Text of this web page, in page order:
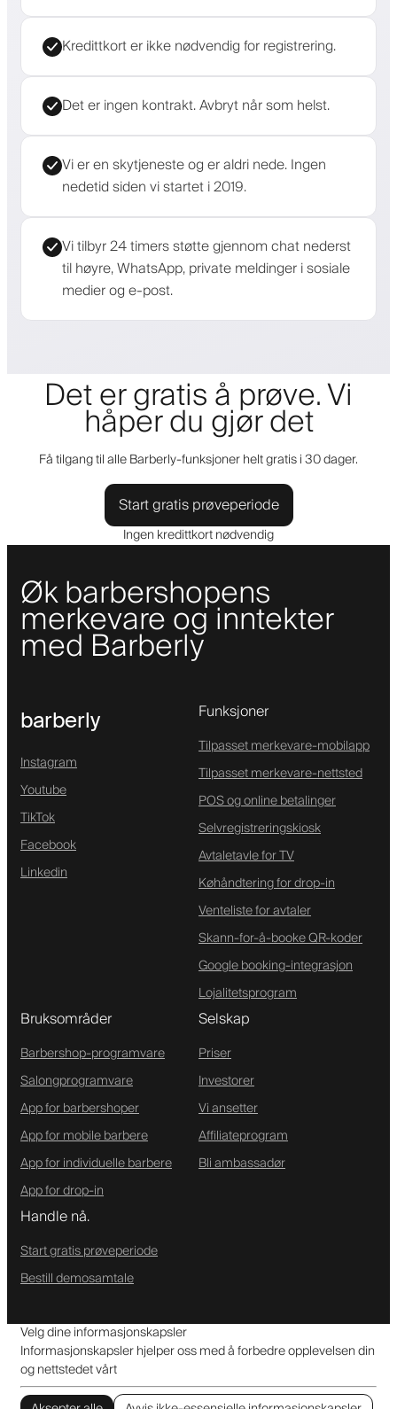
Kredittkort er ikke nødvendig for registrering.
Det er ingen kontrakt. Avbryt når som helst.
Vi er en skytjeneste og er aldri nede. Ingen
nedetid siden vi startet i 2019.
Vi tilbyr 24 timers støtte gjennom chat nederst
til høyre, WhatsApp, private meldinger i sosiale
medier og e-post.
Det er gratis å prøve. Vi
håper du gjør det
Få tilgang til alle Barberly-funksjoner helt gratis i 30 dager.
Start gratis prøveperiode
Ingen kredittkort nødvendig
Øk barbershopens
merkevare og inntekter
med Barberly
barberly
Instagram
Youtube
TikTok
Facebook
Linkedin
Funksjoner
Tilpasset merkevare-mobilapp
Tilpasset merkevare-nettsted
POS og online betalinger
Selvregistreringskiosk
Avtaletavle for TV
Køhåndtering for drop-in
Venteliste for avtaler
Skann-for-å-booke QR-koder
Google booking-integrasjon
Lojalitetsprogram
Bruksområder
Barbershop-programvare
Salongprogramvare
App for barbershoper
App for mobile barbere
App for individuelle barbere
App for drop-in
Selskap
Priser
Investorer
Vi ansetter
Affiliateprogram
Bli ambassadør
Handle nå.
Start gratis prøveperiode
Bestill demosamtale
Velg dine informasjonskapsler
Informasjonskapsler hjelper oss med å forbedre opplevelsen din
og nettstedet vårt